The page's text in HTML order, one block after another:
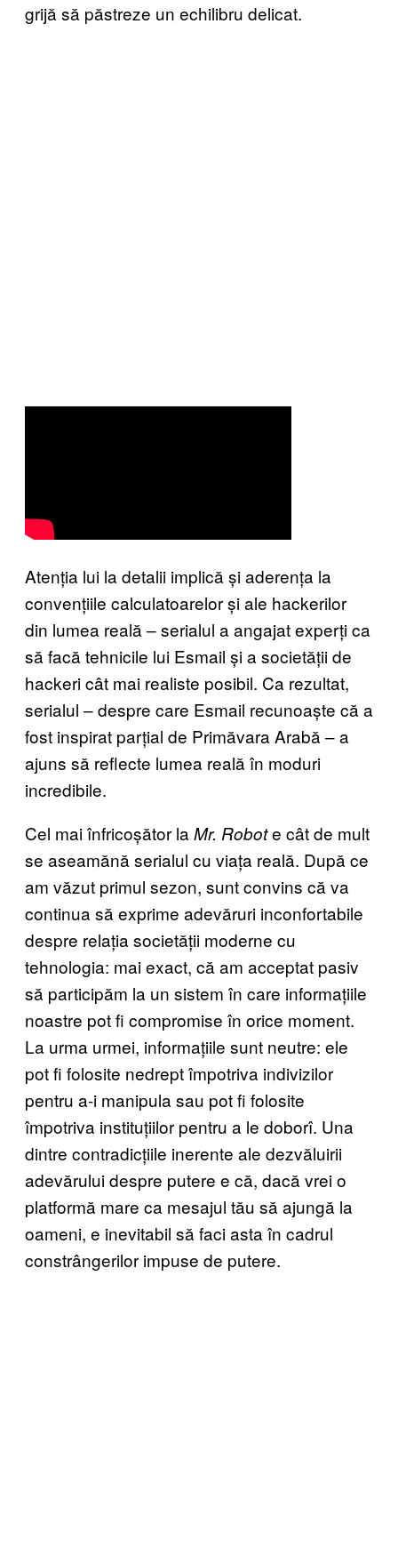
grijă să păstreze un echilibru delicat.
Atenția lui la detalii implică și aderența la
convențiile calculatoarelor și ale hackerilor
din lumea reală – serialul a angajat experți ca
să facă tehnicile lui Esmail și a societății de
hackeri cât mai realiste posibil. Ca rezultat,
serialul – despre care Esmail recunoaște că a
fost inspirat parțial de Primăvara Arabă – a
ajuns să reflecte lumea reală în moduri
incredibile.
Cel mai înfricoșător la Mr. Robote cât de mult
se aseamănă serialul cu viața reală. După ce
am văzut primul sezon, sunt convins că va
continua să exprime adevăruri inconfortabile
despre relația societății moderne cu
tehnologia: mai exact, că am acceptat pasiv
să participăm la un sistem în care informațiile
noastre pot fi compromise în orice moment.
La urma urmei, informațiile sunt neutre: ele
pot fi folosite nedrept împotriva indivizilor
pentru a-i manipula sau pot fi folosite
împotriva instituțiilor pentru a le doborî. Una
dintre contradicțiile inerente ale dezvăluirii
adevărului despre putere e că, dacă vrei o
platformă mare ca mesajul tău să ajungă la
oameni, e inevitabil să faci asta în cadrul
constrângerilor impuse de putere.